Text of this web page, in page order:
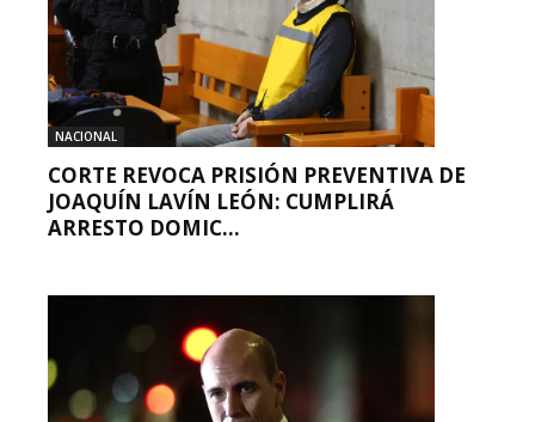
NACIONAL
CORTE REVOCA PRISIÓN PREVENTIVA DE
JOAQUÍN LAVÍN LEÓN: CUMPLIRÁ
ARRESTO DOMIC...